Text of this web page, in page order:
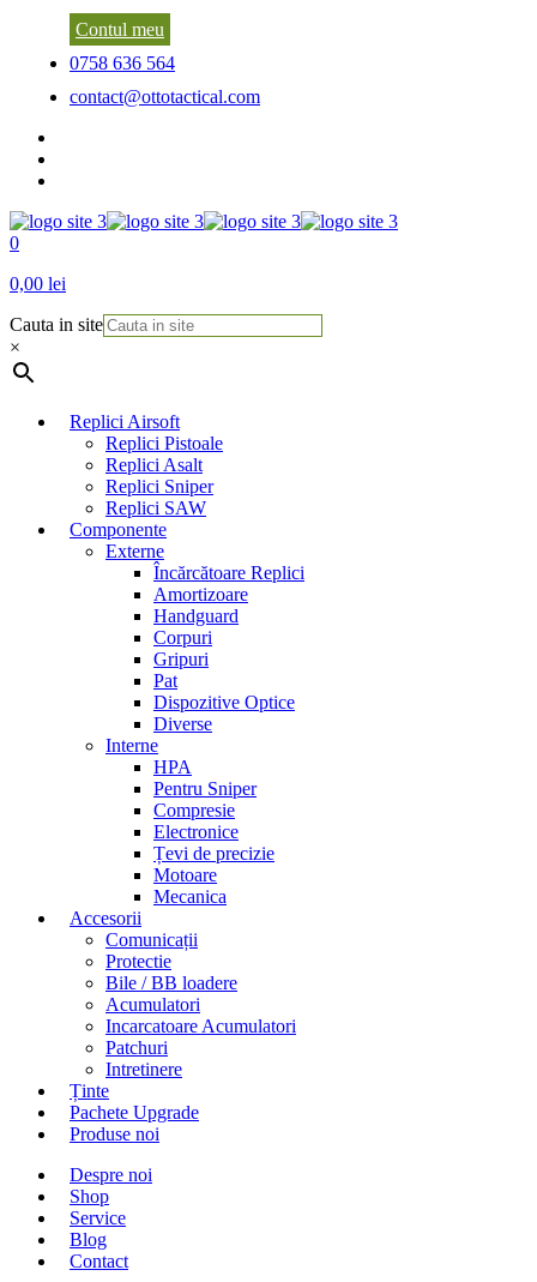
Contul meu
0758 636 564
contact@ottotactical.com
0
0,00 lei
Cauta in site
×
Replici Airsoft
Replici Pistoale
Replici Asalt
Replici Sniper
Replici SAW
Componente
Externe
Încărcătoare Replici
Amortizoare
Handguard
Corpuri
Gripuri
Pat
Dispozitive Optice
Diverse
Interne
HPA
Pentru Sniper
Compresie
Electronice
Țevi de precizie
Motoare
Mecanica
Accesorii
Comunicații
Protectie
Bile / BB loadere
Acumulatori
Incarcatoare Acumulatori
Patchuri
Intretinere
Ținte
Pachete Upgrade
Produse noi
Despre noi
Shop
Service
Blog
Contact